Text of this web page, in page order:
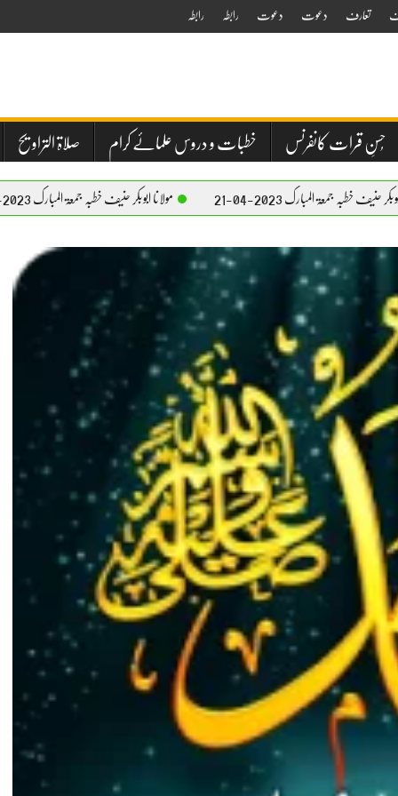
تعارف دعوت دعوت رابطہ رابطہ
حُسنِ قرات کانفرنس خطبات و دروس علمائے کرام صلاۃ التراویح
2023-04-21 مولانا ابوبکر حنیف خطبہ جمعۃ المبارک 2023-04-21